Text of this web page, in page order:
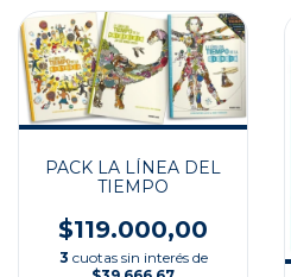
PACK LA LÍNEA DEL
TIEMPO
$119.000,00
3 cuotas sin interés de